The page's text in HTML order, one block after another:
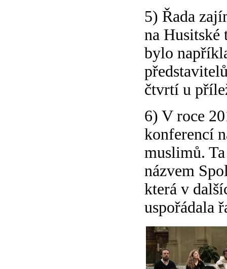
5) Řada
na Husitské
bylo
čtvrtí u
6) V roce
konferencí
muslimů.
názvem
která v
uspořádala